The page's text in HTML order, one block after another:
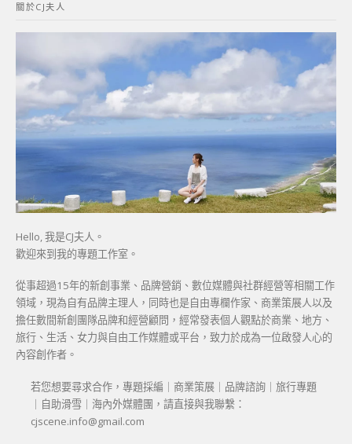
字:
關於CJ夫人
Hello, 我是CJ夫人。
歡迎來到我的專題工作室。
從事超過15年的新創事業、品牌營銷、數位媒體與社群經營等相關工作
領域，現為自有品牌主理人，同時也是自由專欄作家、商業策展人以及
擔任數間新創團隊品牌和經營顧問，經常發表個人觀點於商業、地方、
旅行、生活、女力與自由工作媒體或平台，致力於成為一位啟發人心的
內容創作者。
若您想要尋求合作，專題採編｜商業策展｜品牌諮詢｜旅行專題
｜自助滑雪｜海內外媒體團，請直接與我聯繫：
cjscene.info@gmail.com